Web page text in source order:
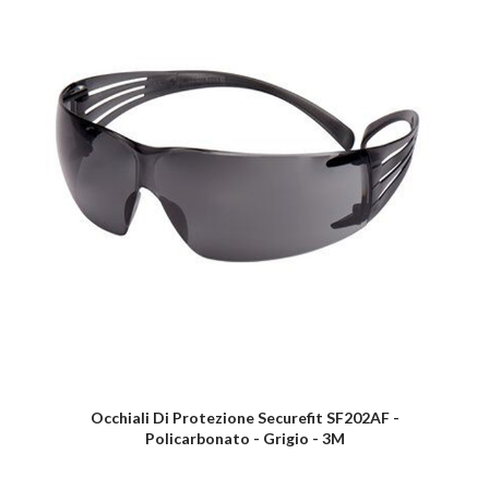
Occhiali Di Protezione Securefit SF202AF -
Policarbonato - Grigio - 3M